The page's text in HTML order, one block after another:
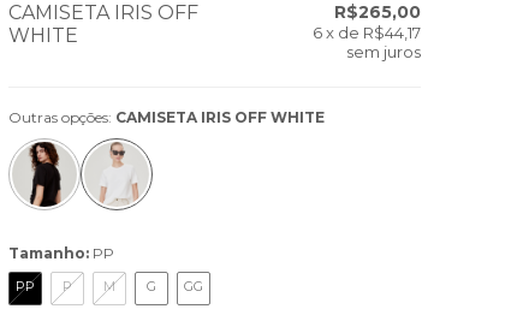
CAMISETA IRIS OFF
WHITE
R$265,00
6 x de R$44,17
sem juros
Outras opções: CAMISETA IRIS OFF WHITE
Tamanho: PP
PP P M G GG